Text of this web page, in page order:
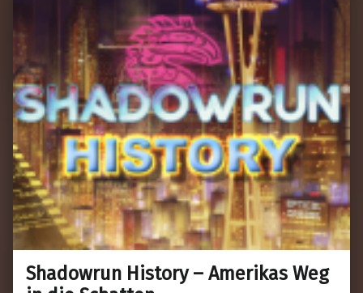
Shadowrun History – Amerikas Weg